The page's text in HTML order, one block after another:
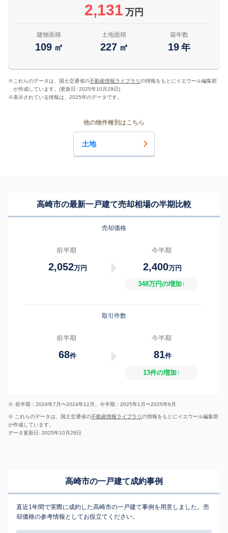
2,131 万円
建物面積
109 ㎡
土地面積
227 ㎡
築年数
19 年
※ これらのデータは、国土交通省の不動産情報ライブラリの情報をもとにイエウール編集部
が作成しています。(更新日: 2025年10月29日)
※表示されている情報は、2025年のデータです。
他の物件種別はこちら
土地
高崎市の最新一戸建て売却相場の半期比較
売却価格
前半期
2,052万円
今半期
2,400万円
348万円の増加↑
取引件数
前半期
68件
今半期
81件
13件の増加↑
※ 前半期：2024年7月〜2024年12月、今半期：2025年1月〜2025年6月
※ これらのデータは、国土交通省の不動産情報ライブラリの情報をもとにイエウール編集部
が作成しています。
データ更新日: 2025年10月29日
高崎市の一戸建て成約事例
直近1年間で実際に成約した高崎市の一戸建て事例を用意しました。売
却価格の参考情報としてお役立てください。